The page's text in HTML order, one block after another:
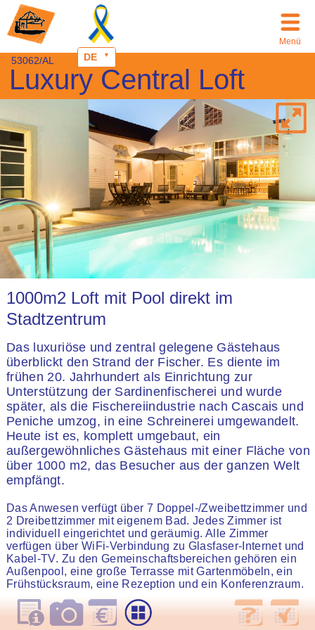
DE
53062/AL
Luxury Central Loft
1000m2 Loft mit Pool direkt im
Stadtzentrum
Das luxuriöse und zentral gelegene Gästehaus
überblickt den Strand der Fischer. Es diente im
frühen 20. Jahrhundert als Einrichtung zur
Unterstützung der Sardinenfischerei und wurde
später, als die Fischereiindustrie nach Cascais und
Peniche umzog, in eine Schreinerei umgewandelt.
Heute ist es, komplett umgebaut, ein
außergewöhnliches Gästehaus mit einer Fläche von
über 1000 m2, das Besucher aus der ganzen Welt
empfängt.
Das Anwesen verfügt über 7 Doppel-/Zweibettzimmer und
2 Dreibettzimmer mit eigenem Bad. Jedes Zimmer ist
individuell eingerichtet und geräumig. Alle Zimmer
verfügen über WiFi-Verbindung zu Glasfaser-Internet und
Kabel-TV. Zu den Gemeinschaftsbereichen gehören ein
Außenpool, eine große Terrasse mit Gartenmöbeln, ein
Frühstücksraum, eine Rezeption und ein Konferenzraum.
Doppelzimmer
Dreibettzimmer
Menü